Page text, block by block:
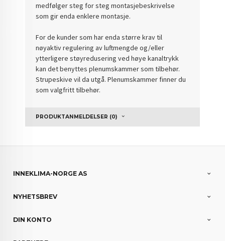
medfølger steg for steg montasjebeskrivelse
som gir enda enklere montasje.
For de kunder som har enda større krav til
nøyaktiv regulering av luftmengde og/eller
ytterligere støyredusering ved høye kanaltrykk
kan det benyttes plenumskammer som tilbehør.
Strupeskive vil da utgå. Plenumskammer finner du
som valgfritt tilbehør.
PRODUKTANMELDELSER (0)
INNEKLIMA-NORGE AS
NYHETSBREV
DIN KONTO